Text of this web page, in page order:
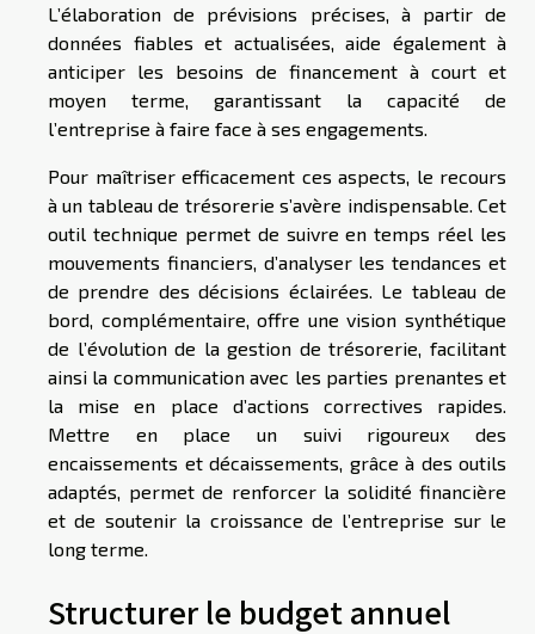
L’élaboration de prévisions précises, à partir de
données fiables et actualisées, aide également à
anticiper les besoins de financement à court et
moyen terme, garantissant la capacité de
l’entreprise à faire face à ses engagements.
Pour maîtriser efficacement ces aspects, le recours
à un tableau de trésorerie s’avère indispensable. Cet
outil technique permet de suivre en temps réel les
mouvements financiers, d’analyser les tendances et
de prendre des décisions éclairées. Le tableau de
bord, complémentaire, offre une vision synthétique
de l’évolution de la gestion de trésorerie, facilitant
ainsi la communication avec les parties prenantes et
la mise en place d’actions correctives rapides.
Mettre en place un suivi rigoureux des
encaissements et décaissements, grâce à des outils
adaptés, permet de renforcer la solidité financière
et de soutenir la croissance de l’entreprise sur le
long terme.
Structurer le budget annuel